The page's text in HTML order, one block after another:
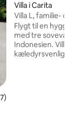
5 i gennemsnitlig
Villa i Carita
Villa L, familie- og
Carita
Flygt til en
med tre
Indonesien.
kæledyrsvenlig